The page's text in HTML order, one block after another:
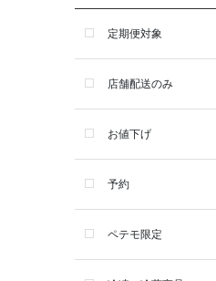
アーテミス
セレクトバランス
リガロ
ソルビダ
フィジカライフ
定期便対象
店舗配送のみ
お値下げ
予約
ペテモ限定